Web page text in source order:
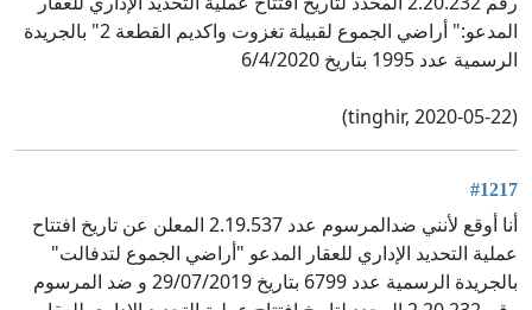
المدعو:" أراضي الجموع لقبيلة تغزوت واكديم القطعة 2" بالجريدة
الرسمية عدد 1995 بتاريخ 6/4/2020
(tinghir, 2020-05-22)
#1217
أنا أوقع لأنني ضدالمرسوم عدد 2.19.537 المعلن عن تاريخ افتتاح
عملية التحديد الإداري للعقار المدعو "أراضي الجموع لتدفالت"
بالجريدة الرسمية عدد 6799 بتاريخ 29/07/2019 و ضد المرسوم